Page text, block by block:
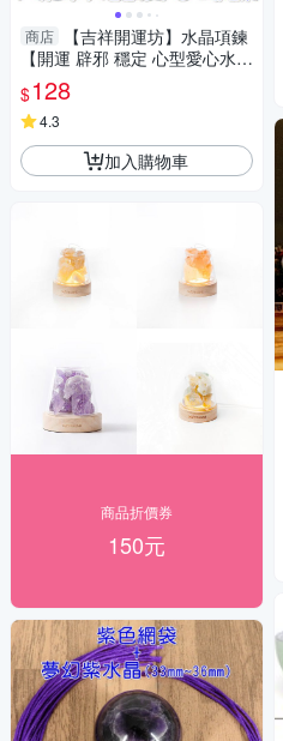
商店
【吉祥開運坊】水晶項鍊
【開運 辟邪 穩定 心型愛心水晶
墜頭 有九款可供選擇 】淨化 擇
日
$128
4.3
加入購物車
商品折價券
150元